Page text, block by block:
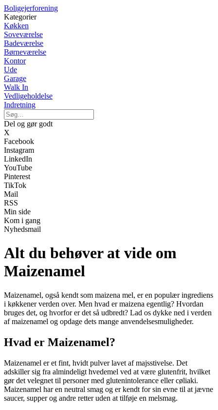
Boligejerforening
Kategorier
Køkken
Soveværelse
Badeværelse
Børneværelse
Kontor
Ude
Garage
Walk In
Vedligeholdelse
Indretning
Del og gør godt
X
Facebook
Instagram
LinkedIn
YouTube
Pinterest
TikTok
Mail
RSS
Min side
Kom i gang
Nyhedsmail
Alt du behøver at vide om
Maizenamel
Maizenamel, også kendt som maizena mel, er en populær ingrediens
i køkkener verden over. Men hvad er maizena egentlig? Hvordan
bruges det, og hvorfor er det så udbredt? Lad os dykke ned i verden
af maizenamel og opdage dets mange anvendelsesmuligheder.
Hvad er Maizenamel?
Maizenamel er et fint, hvidt pulver lavet af majsstivelse. Det
adskiller sig fra almindeligt hvedemel ved at være glutenfrit, hvilket
gør det velegnet til personer med glutenintolerance eller cøliaki.
Maizenamel har en neutral smag og er kendt for sin evne til at jævne
saucer, supper og andre retter uden at tilføje en melsmag.